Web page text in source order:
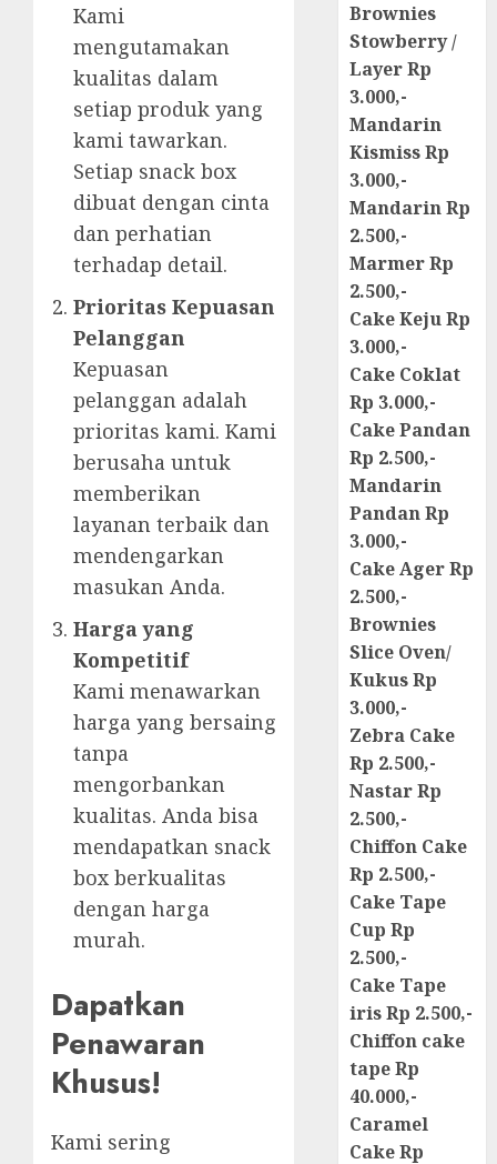
Kami
mengutamakan
kualitas dalam
setiap produk yang
kami tawarkan.
Setiap snack box
dibuat dengan cinta
dan perhatian
terhadap detail.
Prioritas Kepuasan
Pelanggan
Kepuasan
pelanggan adalah
prioritas kami. Kami
berusaha untuk
memberikan
layanan terbaik dan
mendengarkan
masukan Anda.
Harga yang
Kompetitif
Kami menawarkan
harga yang bersaing
tanpa
mengorbankan
kualitas. Anda bisa
mendapatkan snack
box berkualitas
dengan harga
murah.
Dapatkan
Penawaran
Khusus!
Kami sering
Brownies
Stowberry /
Layer Rp
3.000,-
Mandarin
Kismiss Rp
3.000,-
Mandarin Rp
2.500,-
Marmer Rp
2.500,-
Cake Keju Rp
3.000,-
Cake Coklat
Rp 3.000,-
Cake Pandan
Rp 2.500,-
Mandarin
Pandan Rp
3.000,-
Cake Ager Rp
2.500,-
Brownies
Slice Oven/
Kukus Rp
3.000,-
Zebra Cake
Rp 2.500,-
Nastar Rp
2.500,-
Chiffon Cake
Rp 2.500,-
Cake Tape
Cup Rp
2.500,-
Cake Tape
iris Rp 2.500,-
Chiffon cake
tape Rp
40.000,-
Caramel
Cake Rp